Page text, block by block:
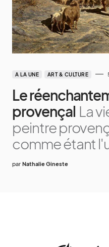
A LA UNE ART & CULTURE
Le
provençal La
peintre
comme étant
par Nathalie Gineste